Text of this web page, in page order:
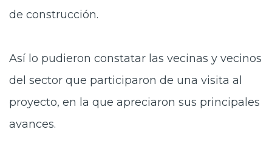
de construcción.
Así lo pudieron constatar las vecinas y vecinos
del sector que participaron de una visita al
proyecto, en la que apreciaron sus principales
avances.